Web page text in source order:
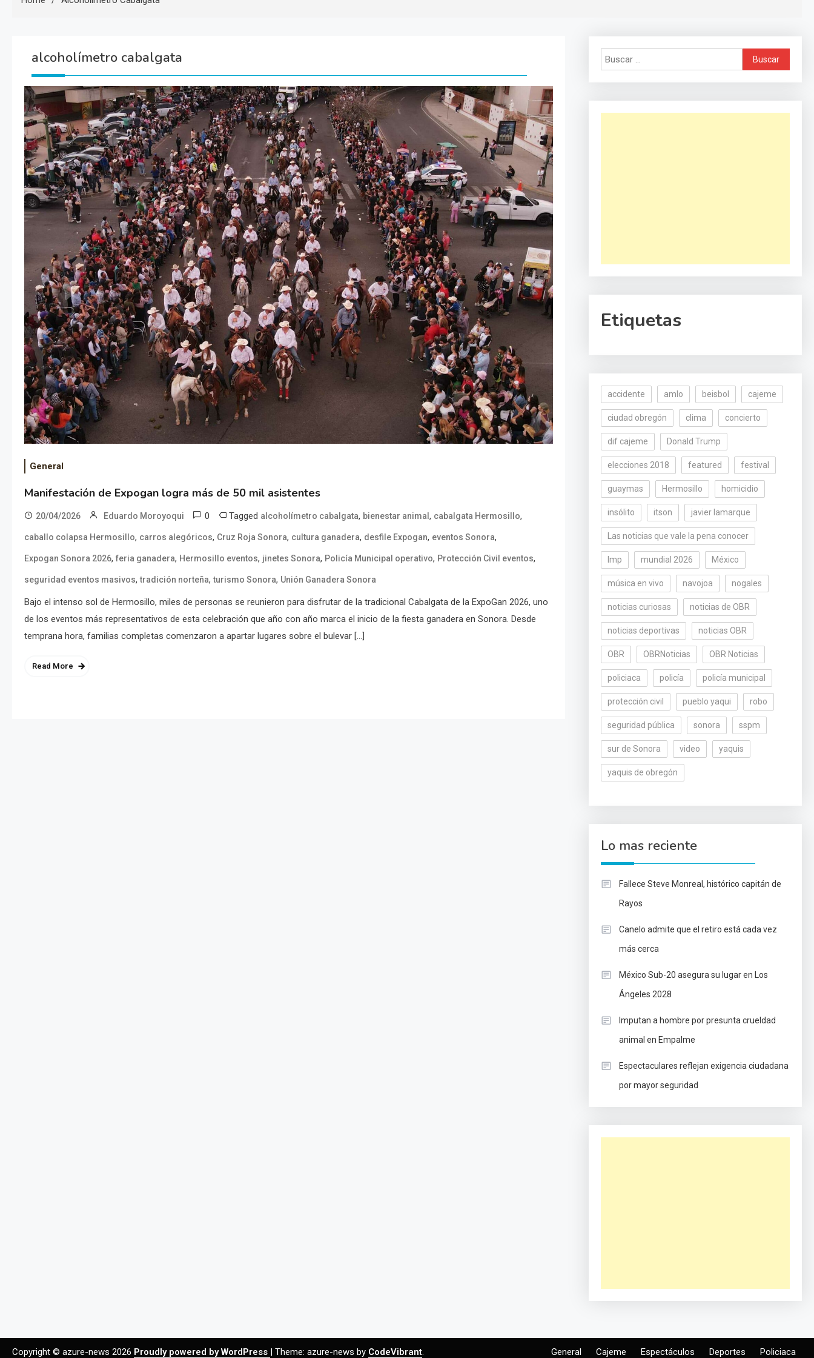
alcoholímetro cabalgata
General
Manifestación de Expogan logra más de 50 mil asistentes
20/04/2026 Eduardo Moroyoqui 0 Tagged alcoholímetro cabalgata, bienestar animal , cabalgata Hermosillo,
caballo colapsa Hermosillo, carros alegóricos, Cruz Roja Sonora, cultura ganadera, desfile Expogan, eventos Sonora,
Expogan Sonora 2026, feria ganadera, Hermosillo eventos, jinetes Sonora, Policía Municipal operativo, Protección Civil eventos,
seguridad eventos masivos,tradición norteña,turismo Sonora, Unión Ganadera Sonora
Bajo el intenso sol de Hermosillo, miles de personas se reunieron para disfrutar de la tradicional Cabalgata de la ExpoGan 2026, uno
de los eventos más representativos de esta celebración que año con año marca el inicio de la fiesta ganadera en Sonora. Desde
temprana hora, familias completas comenzaron a apartar lugares sobre el bulevar […]
Read More
Buscar:
Etiquetas
accidente amlo beisbol cajeme
ciudad obregón clima concierto
dif cajeme Donald Trump
elecciones 2018 featured festival
guaymas Hermosillo homicidio
insólito itson javier lamarque
Las noticias que vale la pena conocer
lmp mundial 2026 México
música en vivo navojoa nogales
noticias curiosas noticias de OBR
noticias deportivas noticias OBR
OBR OBRNoticias OBR Noticias
policiaca policía policía municipal
protección civil pueblo yaqui robo
seguridad pública sonora sspm
sur de Sonora video yaquis
yaquis de obregón
Lo mas reciente
Fallece Steve Monreal, histórico capitán de
Rayos
Canelo admite que el retiro está cada vez
más cerca
México Sub-20 asegura su lugar en Los
Ángeles 2028
Imputan a hombre por presunta crueldad
animal en Empalme
Espectaculares reflejan exigencia ciudadana
por mayor seguridad
Copyright © azure-news 2026 Proudly powered by WordPress | Theme: azure-news by CodeVibrant. General Cajeme Espectáculos Deportes Policiaca